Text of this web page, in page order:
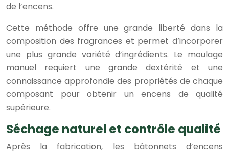
de l’encens.
Cette méthode offre une grande liberté dans la
composition des fragrances et permet d’incorporer
une plus grande variété d’ingrédients. Le moulage
manuel requiert une grande dextérité et une
connaissance approfondie des propriétés de chaque
composant pour obtenir un encens de qualité
supérieure.
Séchage naturel et contrôle qualité
Après la fabrication, les bâtonnets d’encens